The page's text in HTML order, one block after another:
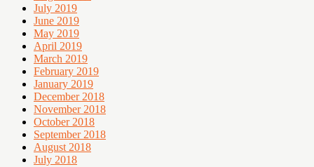
July 2019
June 2019
May 2019
April 2019
March 2019
February 2019
January 2019
December 2018
November 2018
October 2018
September 2018
August 2018
July 2018